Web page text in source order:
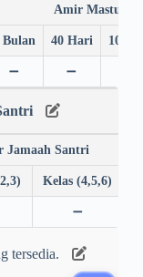
Amir Masturoh
Bulan 40 Hari 10
➖ ➖
Jamaah Santri
Kelas (4,5,6)
➖
tersedia.